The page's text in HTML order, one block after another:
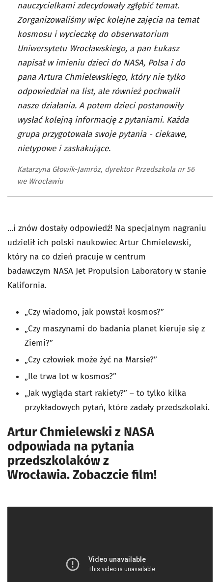
nauczycielkami zdecydowały zgłębić temat.
Zorganizowaliśmy więc kolejne zajęcia na temat
kosmosu i wycieczkę do obserwatorium
Uniwersytetu Wrocławskiego, a pan Łukasz
napisał w imieniu dzieci do NASA, Polsa i do
pana Artura Chmielewskiego, który nie tylko
odpowiedział na list, ale również pochwalił
nasze działania. A potem dzieci postanowiły
wysłać kolejną informację z pytaniami. Każda
grupa przygotowała swoje pytania - ciekawe,
nietypowe i zaskakujące.
Katarzyna Głowik-Jamróz, dyrektor Przedszkola nr 56
we Wrocławiu
...i znów dostały odpowiedź! Na specjalnym nagraniu
udzielił ich polski naukowiec Artur Chmielewski,
który na co dzień pracuje w centrum
badawczym NASA Jet Propulsion Laboratory w stanie
Kalifornia.
„Czy wiadomo, jak powstał kosmos?”
„Czy maszynami do badania planet kieruje się z
Ziemi?”
„Czy człowiek może żyć na Marsie?”
„Ile trwa lot w kosmos?”
„Jak wygląda start rakiety?” – to tylko kilka
przykładowych pytań, które zadały przedszkolaki.
Artur Chmielewski z NASA
odpowiada na pytania
przedszkolaków z
Wrocławia.Zobaczcie film!